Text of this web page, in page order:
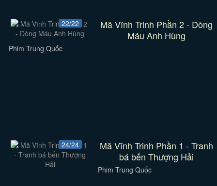
22/22
Mã Vĩnh Trinh Phần 2 - Dòng
Máu Anh Hùng
Phim Trung Quốc
24/24
Mã Vĩnh Trinh Phần 1 - Tranh
bá bến Thượng Hải
Phim Trung Quốc